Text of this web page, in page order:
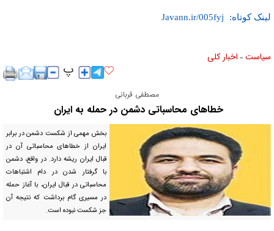
لینک کوتاه:
سیاست » اخبار کلی
مصطفی قربانی
خطا‌های محاسباتی دشمن در حمله به ایران
بخش مهمی از شکست دشمن در برابر
ایران از خطا‌های محاسباتی آن در
قبال ایران ریشه دارد. در واقع، دشمن
با گرفتار شدن در دام اشتباهات
محاسباتی در قبال ایران، با آغاز حمله
در مسیری گام برداشت که نتیجه آن
جز شکست نبوده است.